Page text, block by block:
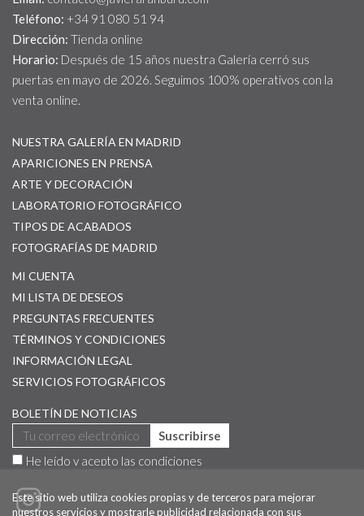
Teléfono: +34 91 080 51 94
Dirección: Tienda online
Horario: Después de 15 años nuestra Galería cerró sus
puertas en mayo de 2026. Seguimos 100% operativos con la
venta online.
NUESTRA GALERÍA EN MADRID
APARICIONES EN PRENSA
ARTE Y DECORACIÓN
LABORATORIO FOTOGRÁFICO
TIPOS DE ACABADOS
FOTOGRAFÍAS DE MADRID
MI CUENTA
MI LISTA DE DESEOS
PREGUNTAS FRECUENTES
TÉRMINOS Y CONDICIONES
INFORMACIÓN LEGAL
SERVICIOS FOTOGRÁFICOS
BOLETÍN DE NOTICIAS
Suscribirse
He leído y acepto las condiciones
Este sitio web utiliza cookies propias y de terceros para mejorar
nuestros servicios y mostrarle publicidad relacionada con sus